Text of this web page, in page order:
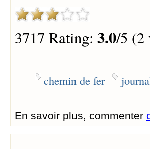
3717 Rating: 3.0/5 (2
chemin de fer
En savoir plus, commenter